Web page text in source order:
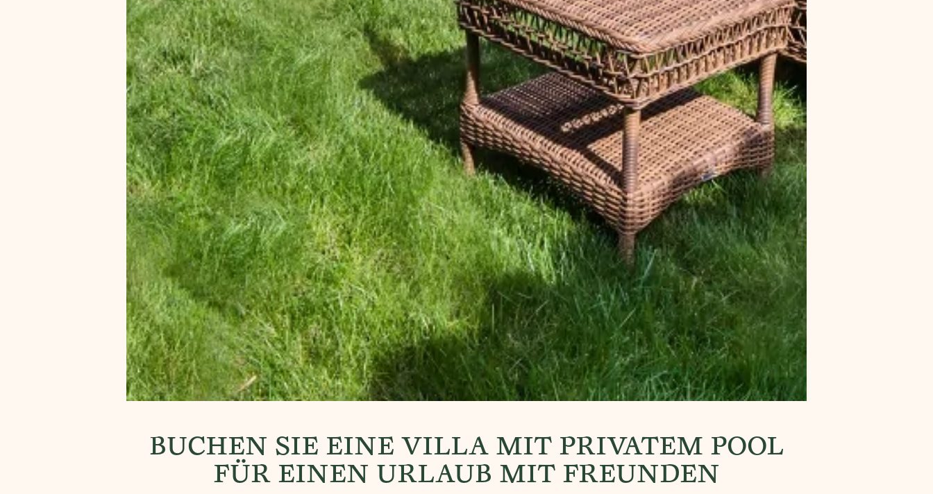
BUCHEN SIE EINE VILLA MIT PRIVATEM POOL
FÜR EINEN URLAUB MIT FREUNDEN